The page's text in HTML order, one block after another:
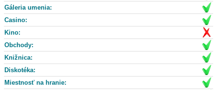
Gáleria umenia:
Casino:
Kino:
Obchody:
Knižnica:
Diskotéka:
Miestnosť na hranie: